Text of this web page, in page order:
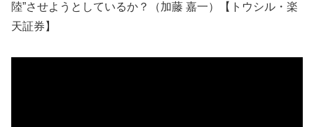
陸”させようとしているか？（加藤 嘉一）【トウシル・楽
天証券】